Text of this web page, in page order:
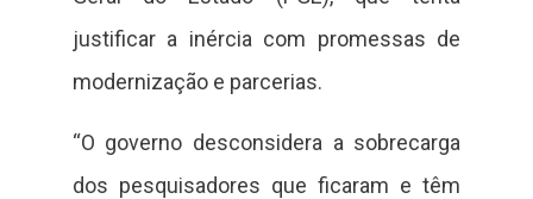
justificar a inércia com promessas de
modernização e parcerias.
“O governo desconsidera a sobrecarga
dos pesquisadores que ficaram e têm